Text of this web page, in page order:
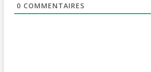
0 COMMENTAIRES